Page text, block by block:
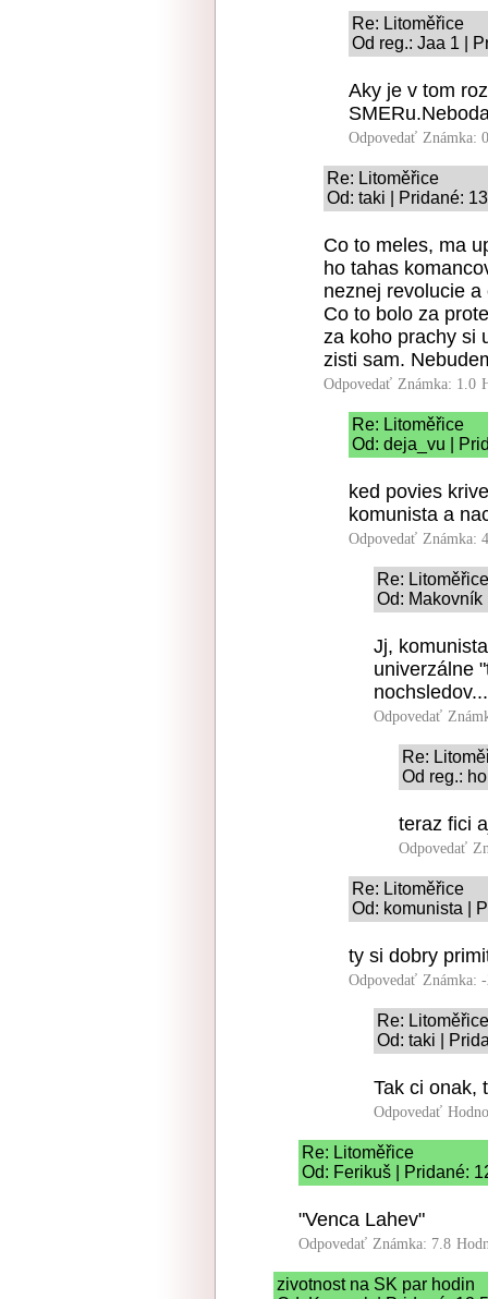
Re: Litoměřice
Od reg.: Jaa 1 |
Aky je v tom
Odpovedať Známka:
Re: Litoměřice
Od: taki | Pridané:
Co to meles, ma
ho tahas
neznej revolucie
Co to bolo za
za koho prachy si
zisti sam.
Odpovedať Známka: 1.0
Re: Litoměřice
Od: deja_vu |
ked povies
komunista a
Odpovedať Známka:
Re: Litoměřice
Od: Makovník
Jj,
univerzálne
nochsledov...
Odpovedať
Re:
Od reg.:
teraz fici
Odpovedať
Re: Litoměřice
Od: komunista |
ty si dobry
Odpovedať Známka:
Re: Litoměřice
Od: taki |
Tak ci onak,
Odpovedať
Re: Litoměřice
Od: Ferikuš | Pridané:
"Venca Lahev"
Odpovedať Známka: 7.8
zivotnost na SK par hodin